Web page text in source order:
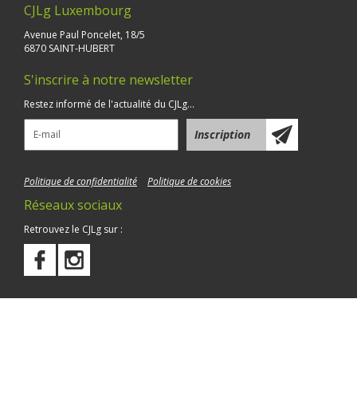
CJLg Luxembourg
Avenue Paul Poncelet, 18/5
6870 SAINT-HUBERT
S'inscrire à notre newsletter
Restez informé de l'actualité du CJLg...
Politique de confidentialité Politique de cookies
Réseaux sociaux
Retrouvez le CJLg sur :